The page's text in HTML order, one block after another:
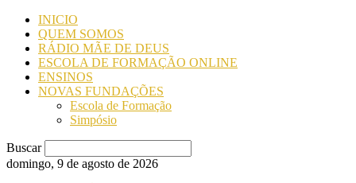
INICIO
QUEM SOMOS
RÁDIO MÃE DE DEUS
ESCOLA DE FORMAÇÃO ONLINE
ENSINOS
NOVAS FUNDAÇÕES
Escola de Formação
Simpósio
Buscar
domingo, 9 de agosto de 2026